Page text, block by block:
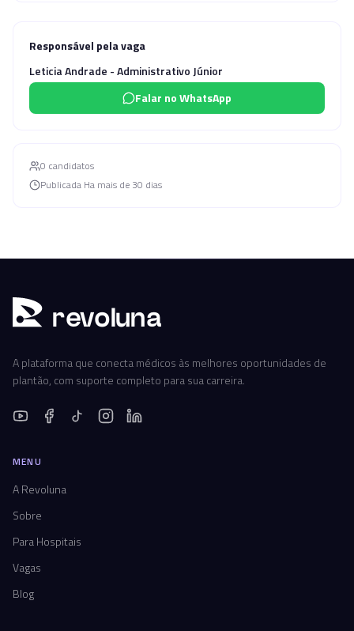
Responsável pela vaga
Leticia Andrade - Administrativo Júnior
Falar no WhatsApp
0 candidatos
Publicada Ha mais de 30 dias
revoluna
A plataforma que conecta médicos às melhores oportunidades de
plantão, com suporte completo para sua carreira.
MENU
A Revoluna
Sobre
Para Hospitais
Vagas
Blog